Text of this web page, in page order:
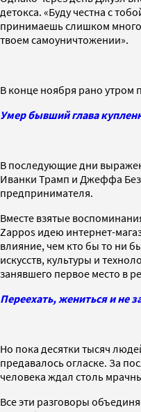
детокса. «Буду честна с
принимаешь слишком много
твоем самоуничтожении».
В конце ноября рано утром
Умер бывший глава
В последующие дни
Иванки Трамп и Джеффа
предпринимателя.
Вместе взятые
Zappos идею интернет-
влияние, чем кто бы то ни
искусств, культуры и
занявшего первое место в
Переехать, жениться и не
Но пока десятки тысяч
предавалось огласке. За
человека ждал столь
Все эти разговоры